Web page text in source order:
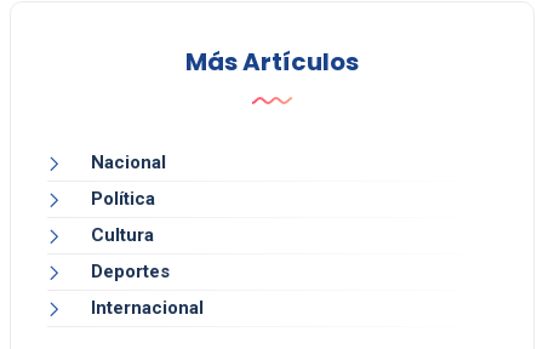
Más Artículos
Nacional
Política
Cultura
Deportes
Internacional